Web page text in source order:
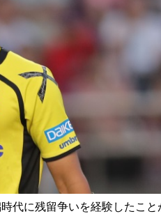
代に残留争いを経験したこと